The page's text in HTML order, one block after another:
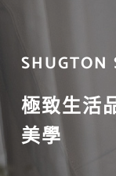
SHUGTON
極致生活
美學